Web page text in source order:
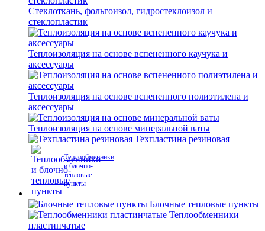
Стеклоткань, фольгоизол, гидростеклоизол и
стеклопластик
Теплоизоляция на основе вспененного каучука и
аксессуары
Теплоизоляция на основе вспененного полиэтилена и
аксессуары
Теплоизоляция на основе минеральной ваты
Техпластина резиновая
Теплообменники
и блочно-
тепловые
пункты
Блочные тепловые пункты
Теплообменники
пластинчатые